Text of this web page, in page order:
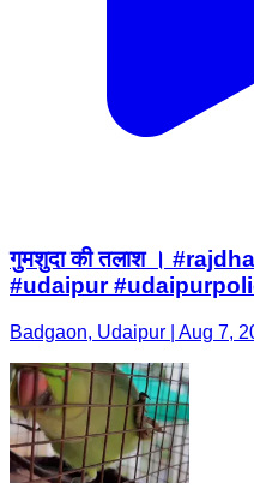
गुमशुदा की तलाश ।
#udaipur
Badgaon, Udaipur | Aug 7,